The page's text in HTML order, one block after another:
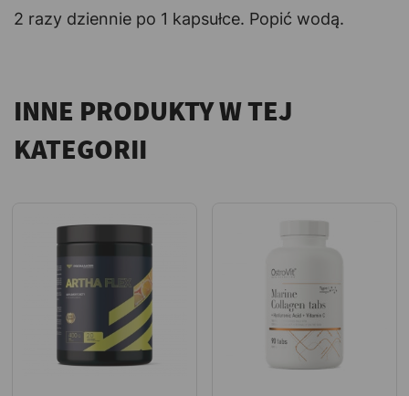
2 razy dziennie po 1 kapsułce. Popić wodą.
INNE PRODUKTY W TEJ
KATEGORII